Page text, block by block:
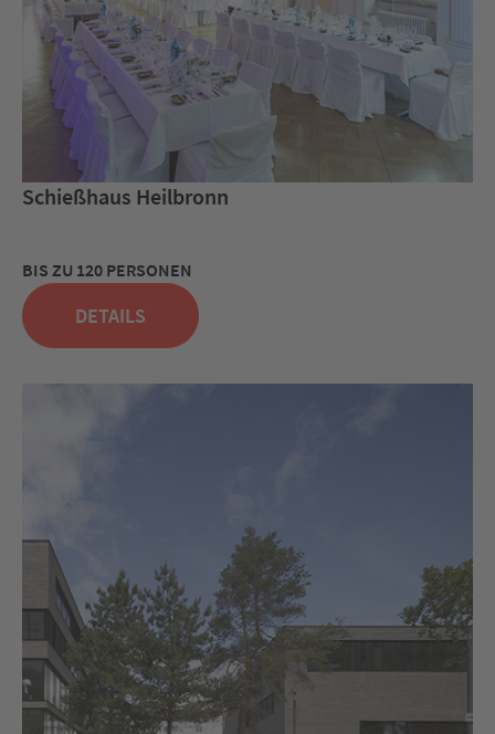
Schießhaus Heilbronn
BIS ZU 120 PERSONEN
DETAILS